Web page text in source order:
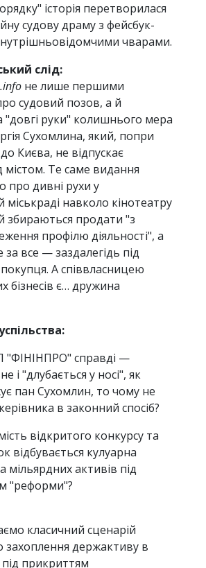
історія перетворилася
судову драму з фейсбук-
чварами.
слід:
не лише першими
судовий позов, а й
"довгі руки" колишнього мера
Сухомлина, який, попри
Києва, не відпускає
Те саме видання
про дивні рухи у
навколо кінотеатру
збираються продати "з
профілю діяльності", а
все — заздалегідь під
А співвласницею
бізнесів є… дружина
справді —
і "длубається у носі", як
пан Сухомлин, то чому не
в законний спосіб?
відкритого конкурсу та
відбувається кулуарна
мільярдних активів під
"реформи"?
класичний сценарій
захоплення держактиву в
прикриттям